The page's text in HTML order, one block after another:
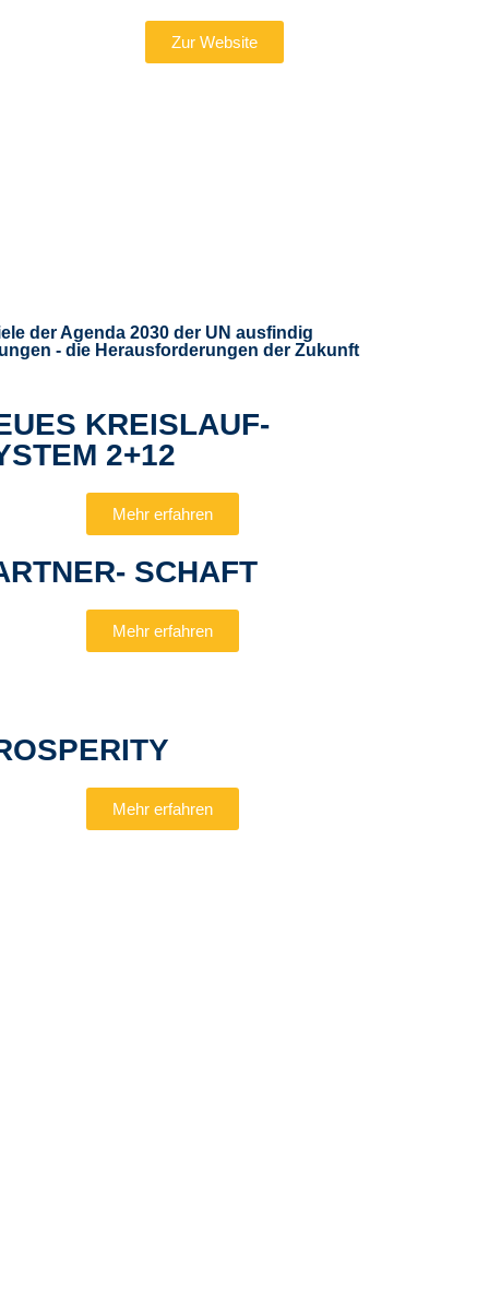
Zur Website
der Agenda 2030 der UN ausfindig
- die Herausforderungen der Zukunft
KREISLAUF-
2+12
Mehr erfahren
SCHAFT
Mehr erfahren
Mehr erfahren